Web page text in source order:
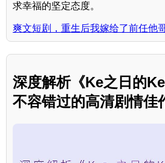
求幸福的坚定态度。
爽文短剧，重生后我嫁给了前任他
深度解析《Ke之日的
不容错过的高清剧情佳